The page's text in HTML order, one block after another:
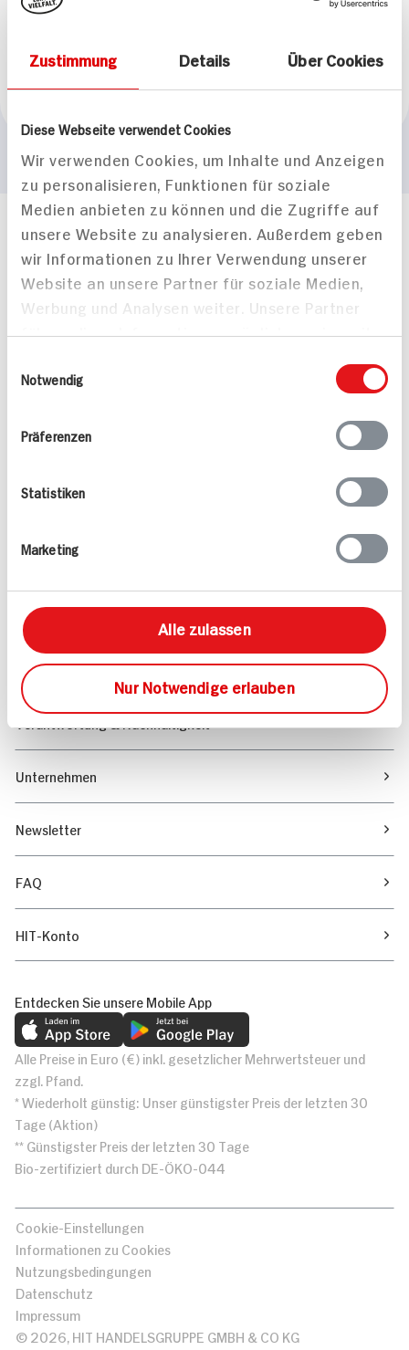
Zustimmung Details Über Cookies
Diese Webseite verwendet Cookies
Wir verwenden Cookies, um Inhalte und Anzeigen
zu personalisieren, Funktionen für soziale
Medien anbieten zu können und die Zugriffe auf
unsere Website zu analysieren. Außerdem geben
wir Informationen zu Ihrer Verwendung unserer
Website an unsere Partner für soziale Medien,
Werbung und Analysen weiter. Unsere Partner
führen diese Informationen möglicherweise mit
bereitgestellt haben oder die sie im Rahmen
Notwendig
Präferenzen
Statistiken
Marketing
Alle zulassen
Nur Notwendige erlauben
Marke
Häufig gestellte Fragen
Mehr Informationen in unserem FAQ
kontakt
hit.de
Wir beantworten gerne Ihre Fragen
Folgen Sie uns auf TikTok
Marktfinder
Unser Magazin
Unternehmen
Newsletter
FAQ
HIT-Konto
Entdecken Sie unsere Mobile App
Alle Preise in Euro (€) inkl. gesetzlicher Mehrwertsteuer und
zzgl. Pfand.
* Wiederholt günstig: Unser günstigster Preis der letzten 30
Tage (Aktion)
** Günstigster Preis der letzten 30 Tage
Bio-zertifiziert durch DE-ÖKO-044
Cookie-Einstellungen
Informationen zu Cookies
Nutzungsbedingungen
Datenschutz
Impressum
© 2026, HIT HANDELSGRUPPE GMBH & CO KG